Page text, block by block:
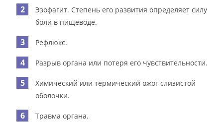
Эзофагит. Степень его развития определяет силу
боли в пищеводе.
Рефлюкс.
Разрыв органа или потеря его чувствительности.
Химический или термический ожог слизистой
оболочки.
Травма органа.